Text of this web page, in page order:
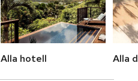
Alla hotell Alla